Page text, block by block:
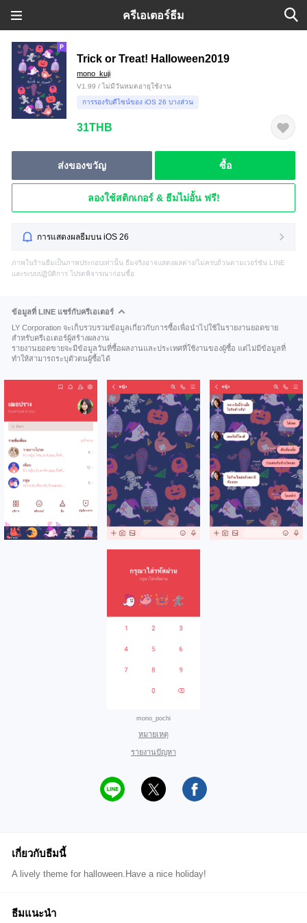
ครีเอเตอร์ธีม
Trick or Treat! Halloween2019
mono_kuji
V1.99 / ไม่มีวันหมดอายุใช้งาน
การรองรับดีไซน์ของ iOS 26 บางส่วน
31THB
ส่งของขวัญ ซื้อ
ลองใช้สติกเกอร์ & ธีมไม่อั้น ฟรี!
การแสดงผลธีมบน iOS 26
ภาพในร้านธีมเป็นภาพประกอบเท่านั้น ธีมจริงอาจแสดงผลต่าง/ไม่ครบถ้วนตามเวอร์ชัน LINE
และระบบปฏิบัติการ โปรดพิจารณาก่อนซื้อ
ข้อมูลที่ LINE แชร์กับครีเอเตอร์
LY Corporation จะเก็บรวบรวมข้อมูลเกี่ยวกับการซื้อเพื่อนำไปใช้ในรายงานยอดขาย
สำหรับครีเอเตอร์ผู้สร้างผลงาน
รายงานยอดขายจะมีข้อมูลวันที่ซื้อผลงานและประเทศที่ใช้งานของผู้ซื้อ แต่ไม่มีข้อมูลที่
ทำให้สามารถระบุตัวตนผู้ซื้อได้
mono_pochi
หมายเหตุ
รายงานปัญหา
เกี่ยวกับธีมนี้
A lively theme for halloween.Have a nice holiday!
ธีมแนะนำ